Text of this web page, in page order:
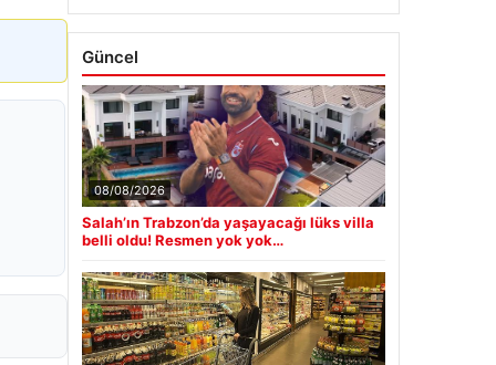
Güncel
08/08/2026
Salah’ın Trabzon’da yaşayacağı lüks villa
belli oldu! Resmen yok yok…